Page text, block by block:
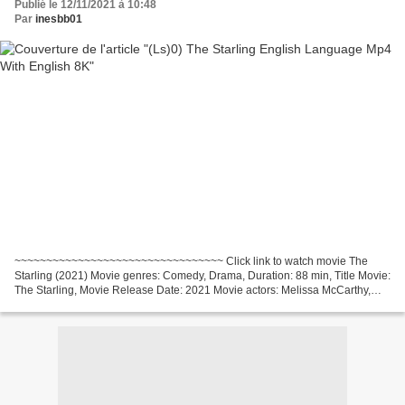
Publié le 12/11/2021 à 10:48
Par inesbb01
~~~~~~~~~~~~~~~~~~~~~~~~~~~~~~~~~ Click link to watch movie The
Starling (2021) Movie genres: Comedy, Drama, Duration: 88 min, Title Movie:
The Starling, Movie Release Date: 2021 Movie actors: Melissa McCarthy,